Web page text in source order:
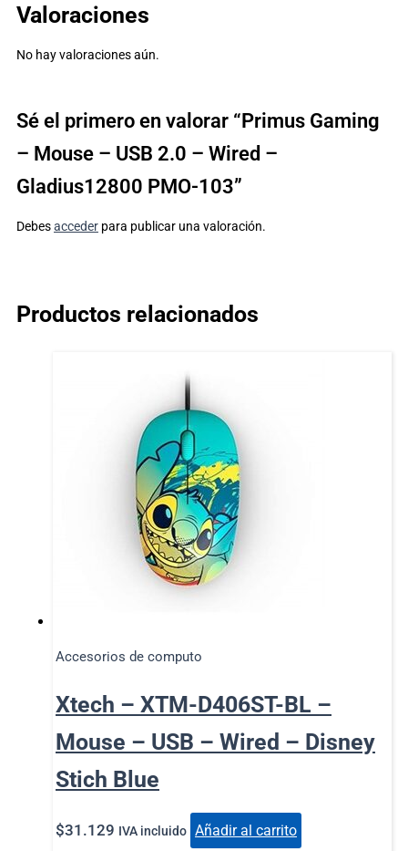
Valoraciones
No hay valoraciones aún.
Sé el primero en valorar “Primus Gaming
– Mouse – USB 2.0 – Wired –
Gladius12800 PMO-103”
Debesacceder para publicar una valoración.
Productos relacionados
Accesorios de computo
Xtech – XTM-D406ST-BL –
Mouse – USB – Wired – Disney
Stich Blue
$31.129 IVA incluido Añadir al carrito